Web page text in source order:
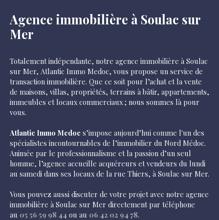
Agence immobilière à Soulac sur
Mer
Totalement indépendante, notre agence immobilière à Soulac
sur Mer, Atlantic Immo Medoc, vous propose un service de
transaction immobilière. Que ce soit pour l’achat et la vente
de maisons, villas, propriétés, terrains à bâtir, appartements,
immeubles et locaux commerciaux ; nous sommes là pour
vous.
Atlantic Immo Medoc s’impose aujourd’hui comme l'un des
spécialistes incontournables de l’immobilier du Nord Médoc.
Animée par le professionnalisme et la passion d’un seul
homme, l’agence accueille acquéreurs et vendeurs du lundi
au samedi dans ses locaux de la rue Thiers, à Soulac sur Mer.
Vous pouvez aussi discuter de votre projet avec notre agence
immobilière à Soulac sur Mer directement par téléphone
au 05 56 59 98 44 ou au 06 42 02 94 78.